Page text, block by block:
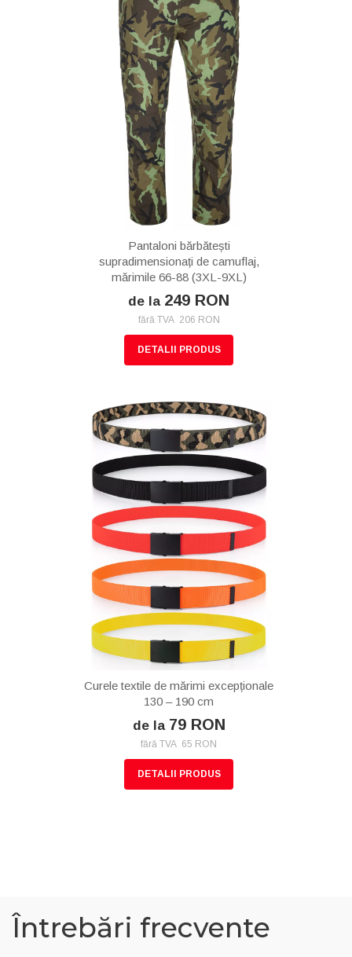
Pantaloni bărbătești
supradimensionați de camuflaj,
mărimile 66-88 (3XL-9XL)
de la 249 RON
fără TVA 206 RON
DETALII PRODUS
Curele textile de mărimi excepționale
130 – 190 cm
de la 79 RON
fără TVA 65 RON
DETALII PRODUS
Întrebări frecvente